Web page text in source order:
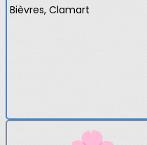
Bièvres, Clamart